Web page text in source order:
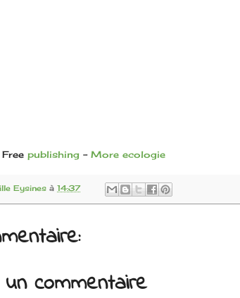
publishing - More ecologie
Eysines à 14:37
commentaire